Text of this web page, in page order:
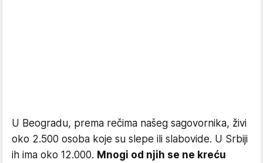
U Beogradu, prema rečima našeg sagovornika, živi
oko 2.500 osoba koje su slepe ili slabovide. U Srbiji
ih ima oko 12.000. Mnogi od njih se ne kreću